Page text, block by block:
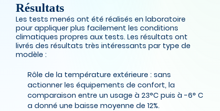
Résultats
Les tests menés ont été réalisés en laboratoire
pour appliquer plus facilement les conditions
climatiques propres aux tests. Les résultats ont
livrés des résultats très intéressants par type de
modèle :
Rôle de la température extérieure : sans
actionner les équipements de confort, la
comparaison entre un usage à 23°C puis à -6° C
a donné une baisse moyenne de 12%.